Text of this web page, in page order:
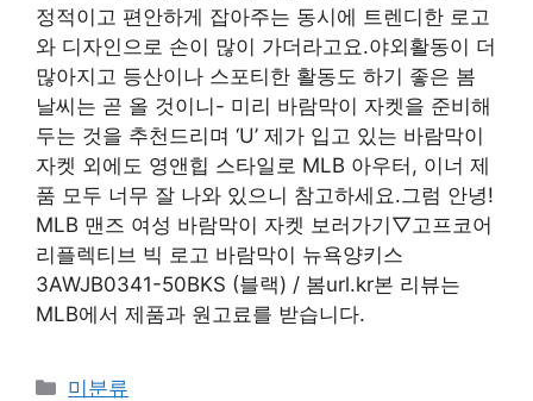
정적이고 편안하게 잡아주는 동시에 트렌디한 로고
와 디자인으로 손이 많이 가더라고요.야외활동이 더
많아지고 등산이나 스포티한 활동도 하기 좋은 봄
날씨는 곧 올 것이니- 미리 바람막이 자켓을 준비해
두는 것을 추천드리며 ‘U’ 제가 입고 있는 바람막이
자켓 외에도 영앤힙 스타일로 MLB 아우터, 이너 제
품 모두 너무 잘 나와 있으니 참고하세요.그럼 안녕!
MLB 맨즈 여성 바람막이 자켓 보러가기▽고프코어
리플렉티브 빅 로고 바람막이 뉴욕양키스
3AWJB0341-50BKS (블랙) / 봄url.kr본 리뷰는
MLB에서 제품과 원고료를 받습니다.
Categories
미분류